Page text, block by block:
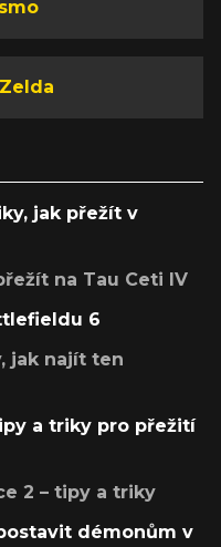
jak přežít v
na Tau Ceti IV
6
jak najít ten
a triky pro přežití
2 – tipy a triky
démonům v